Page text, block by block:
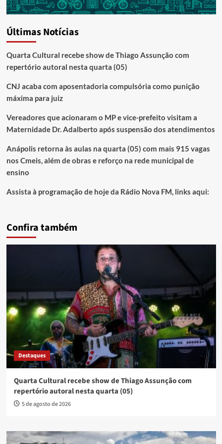
Últimas Notícias
Quarta Cultural recebe show de Thiago Assunção com
repertório autoral nesta quarta (05)
CNJ acaba com aposentadoria compulsória como punição
máxima para juiz
Vereadores que acionaram o MP e vice-prefeito visitam a
Maternidade Dr. Adalberto após suspensão dos atendimentos
Anápolis retorna às aulas na quarta (05) com mais 915 vagas
nos Cmeis, além de obras e reforço na rede municipal de
ensino
Assista à programação de hoje da Rádio Nova FM, links aqui:
Confira também
Destaques
Quarta Cultural recebe show de Thiago Assunção com
repertório autoral nesta quarta (05)
5 de agosto de 2026